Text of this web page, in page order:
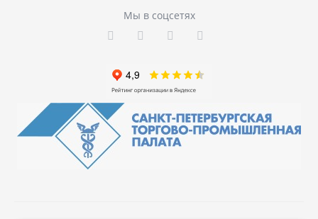
Мы в соцсетях